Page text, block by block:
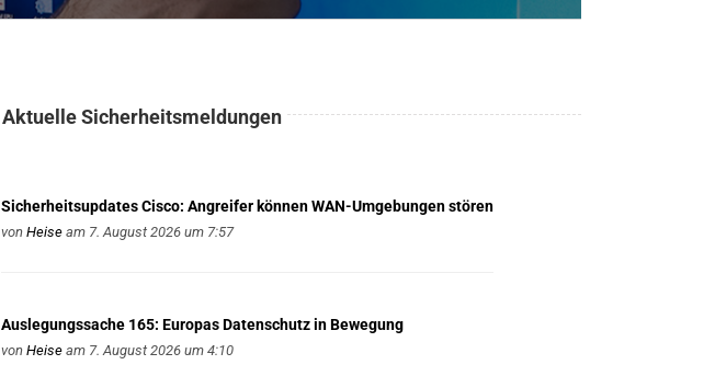
Aktuelle Sicherheitsmeldungen
Sicherheitsupdates Cisco: Angreifer können WAN-Umgebungen stören
vonHeise am 7. August 2026 um 7:57
Auslegungssache 165: Europas Datenschutz in Bewegung
vonHeise am 7. August 2026 um 4:10